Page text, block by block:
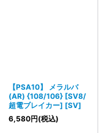
【PSA10】 メラルバ
(AR) {108/106} [SV8/
超電ブレイカー] [SV]
6,580円(税込)